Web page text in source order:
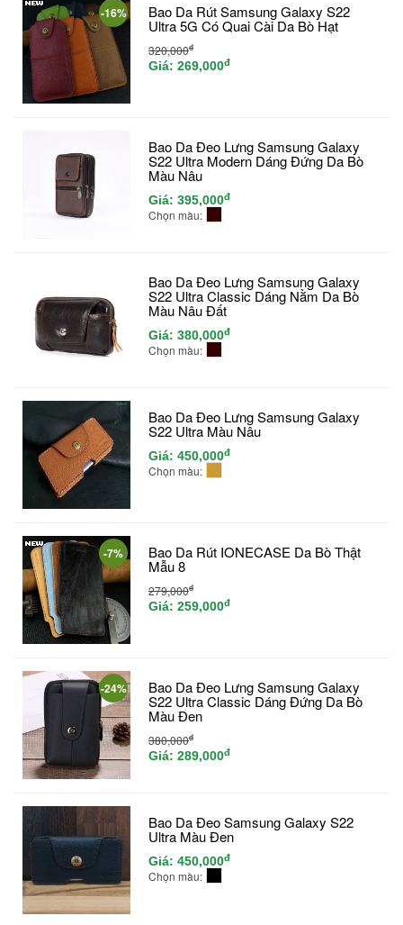
-16% Bao Da Rút Samsung Galaxy S22
Ultra 5G Có Quai Cài Da Bò Hạt
320,000đ
Giá: 269,000đ
Bao Da Đeo Lưng Samsung Galaxy
S22 Ultra Modern Dáng Đứng Da Bò
Màu Nâu
Giá: 395,000đ
Chọn màu:
Bao Da Đeo Lưng Samsung Galaxy
S22 Ultra Classic Dáng Nằm Da Bò
Màu Nâu Đất
Giá: 380,000đ
Chọn màu:
Bao Da Đeo Lưng Samsung Galaxy
S22 Ultra Màu Nâu
Giá: 450,000đ
Chọn màu:
-7% Bao Da Rút IONECASE Da Bò Thật
Mẫu 8
279,000đ
Giá: 259,000đ
-24% Bao Da Đeo Lưng Samsung Galaxy
S22 Ultra Classic Dáng Đứng Da Bò
Màu Đen
380,000đ
Giá: 289,000đ
Bao Da Đeo Samsung Galaxy S22
Ultra Màu Đen
Giá: 450,000đ
Chọn màu: